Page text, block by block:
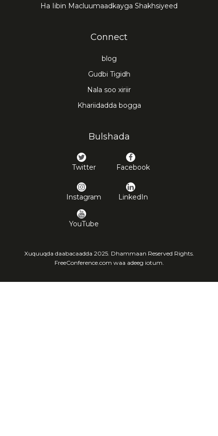
Ha Iibin Macluumaadkayga Shakhsiyeed
Connect
blog
Gudbi Tigidh
Nala soo xiriir
Khariidadda bogga
Bulshada
Twitter Facebook
Instagram LinkedIn
YouTube
Xuquuqda daabacaadda 2025. Dhammaan Reserved Rights.
FreeConference.com waa adeeg iotum.